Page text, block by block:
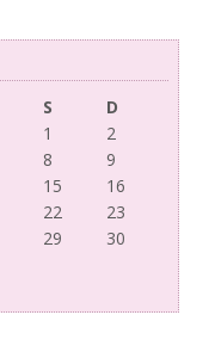
S
D
1
2
8
9
15
16
22
23
29
30